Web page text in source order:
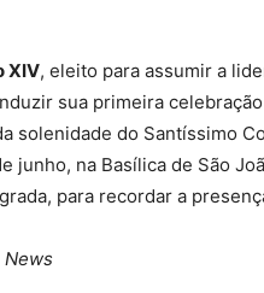
XIV, eleito para assumir a
sua primeira
solenidade do Santíssimo
junho, na Basílica de São
para recordar a